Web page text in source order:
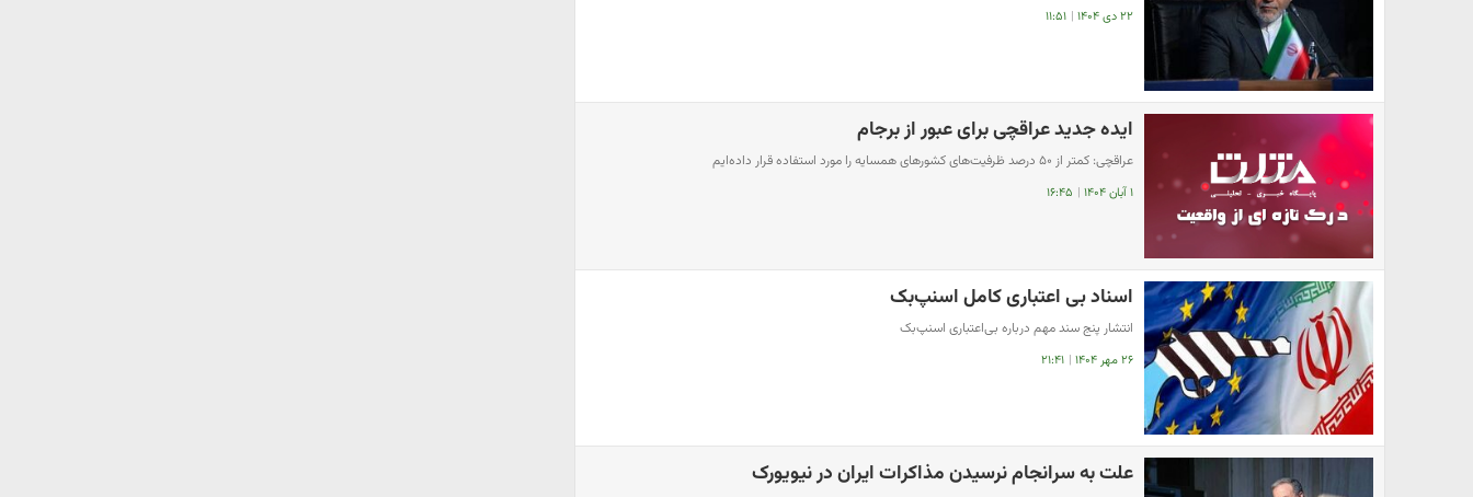
۲۲ دی ۱۴۰۴ | ۱۱:۵۱
ایده جدید عراقچی برای عبور از برجام
عراقچی: کمتر از ۵۰ درصد ظرفیت‌های کشورهای همسایه را مورد استفاده قرار داده‌ایم
۱ آبان ۱۴۰۴ | ۱۶:۴۵
اسناد بی اعتباری کامل اسنپ‌بک
انتشار پنج سند مهم درباره بی‌اعتباری اسنپ‌بک
۲۶ مهر ۱۴۰۴ | ۲۱:۴۱
علت به سرانجام نرسیدن مذاکرات ایران در نیویورک